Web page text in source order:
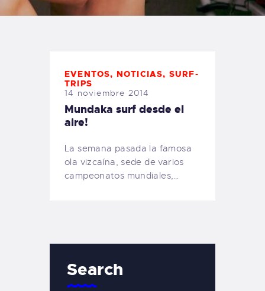
TIENDA FAMILY SURFERS
EVENTOS, NOTICIAS, SURF-
TRIPS
14 noviembre 2014
Mundaka surf desde el
aire!
La semana pasada la famosa
ola vizcaína, sede de varios
campeonatos mundiales,…
Search